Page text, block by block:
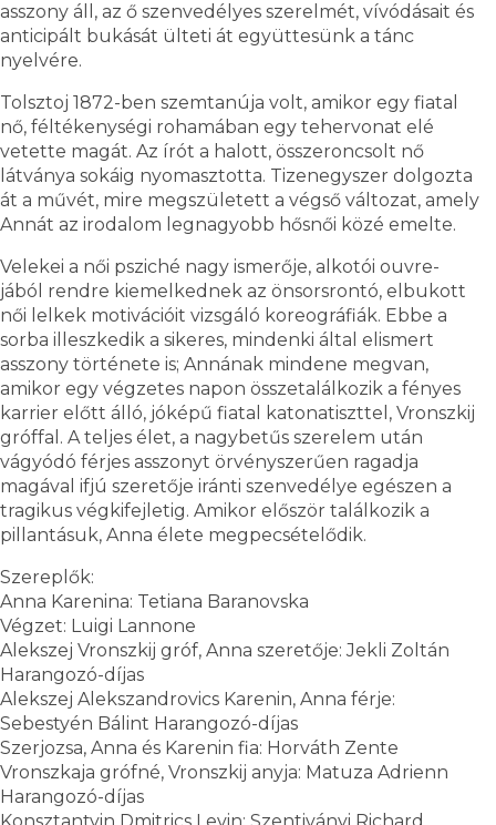
asszony áll, az ő szenvedélyes szerelmét, vívódásait és
anticipált bukását ülteti át együttesünk a tánc
nyelvére.
Tolsztoj 1872-ben szemtanúja volt, amikor egy fiatal
nő, féltékenységi rohamában egy tehervonat elé
vetette magát. Az írót a halott, összeroncsolt nő
látványa sokáig nyomasztotta. Tizenegyszer dolgozta
át a művét, mire megszületett a végső változat, amely
Annát az irodalom legnagyobb hősnői közé emelte.
Velekei a női psziché nagy ismerője, alkotói ouvre-
jából rendre kiemelkednek az önsorsrontó, elbukott
női lelkek motivációit vizsgáló koreográfiák. Ebbe a
sorba illeszkedik a sikeres, mindenki által elismert
asszony története is; Annának mindene megvan,
amikor egy végzetes napon összetalálkozik a fényes
karrier előtt álló, jóképű fiatal katonatiszttel, Vronszkij
gróffal. A teljes élet, a nagybetűs szerelem után
vágyódó férjes asszonyt örvényszerűen ragadja
magával ifjú szeretője iránti szenvedélye egészen a
tragikus végkifejletig. Amikor először találkozik a
pillantásuk, Anna élete megpecsételődik.
Szereplők:
Anna Karenina: Tetiana Baranovska
Végzet: Luigi Lannone
Alekszej Vronszkij gróf, Anna szeretője: Jekli Zoltán
Harangozó-díjas
Alekszej Alekszandrovics Karenin, Anna férje:
Sebestyén Bálint Harangozó-díjas
Szerjozsa, Anna és Karenin fia: Horváth Zente
Vronszkaja grófné, Vronszkij anyja: Matuza Adrienn
Harangozó-díjas
Konsztantyin Dmitrics Levin: Szentiványi Richard